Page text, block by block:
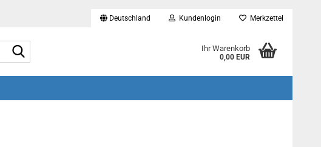
Deutschland Kundenlogin Merkzettel
Ihr Warenkorb
0,00 EUR